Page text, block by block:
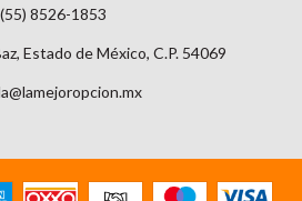
(55) 8526-1853
Estado de México, C.P. 54069